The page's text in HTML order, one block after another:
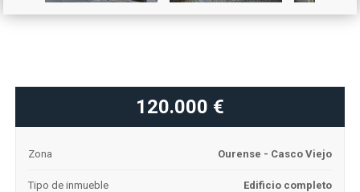
120.000 €
Zona Ourense - Casco Viejo
Tipo de inmueble Edificio completo